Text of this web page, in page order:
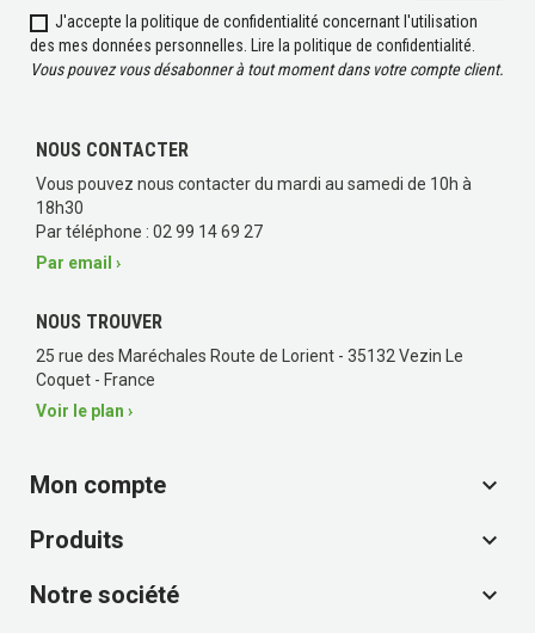
J'accepte la politique de confidentialité concernant l'utilisation
des mes données personnelles.
Lire la politique de confidentialité
Vous pouvez vous désabonner à tout moment dans votre compte client.
NOUS CONTACTER
Vous pouvez nous contacter du mardi au samedi de 10h à
18h30
Par téléphone : 02 99 14 69 27
Par email ›
NOUS TROUVER
25 rue des Maréchales Route de Lorient - 35132 Vezin Le
Coquet - France
Voir le plan ›
Mon compte

Produits

Notre société
